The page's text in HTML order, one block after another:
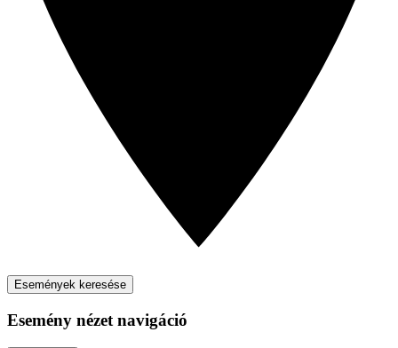
Események keresése
Esemény nézet navigáció